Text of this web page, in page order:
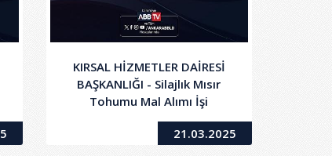
KIRSAL HİZMETLER DAİRESİ
BAŞKANLIĞI - Silajlık Mısır
Tohumu Mal Alımı İşi
21.03.2025